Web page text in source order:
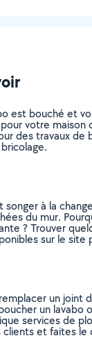
est bouché
votre
des travaux
à la
du mur.
? Trouver
sur le
un
un
services de
clients et faites le